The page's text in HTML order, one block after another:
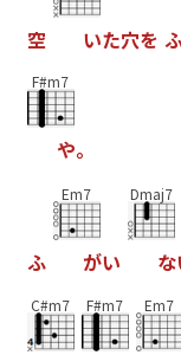
空 いた穴を
F#m7
や。
ふ
Em7
がい
Dmaj7
な
C#m7 F#m7 Em7